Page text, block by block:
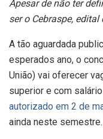
Apesar de não ter
ser o Cebraspe,
A tão aguardada
esperados ano, o
União) vai oferecer
superior e com
autorizado em 2 de
ainda neste semestre.